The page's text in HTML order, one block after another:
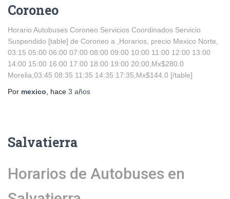
Coroneo
Horario Autobuses Coroneo Servicios Coordinados Servicio
Suspendido [table] de Coroneo a ,Horarios, precio Mexico Norte,
03:15 05:00 06:00 07:00 08:00 09:00 10:00 11:00 12:00 13:00
14:00 15:00 16:00 17:00 18:00 19:00 20:00,Mx$280.0
Morelia,03:45 08:35 11:35 14:35 17:35,Mx$144.0 [/table]
Por mexico , hace 3 años
Salvatierra
Horarios de Autobuses en